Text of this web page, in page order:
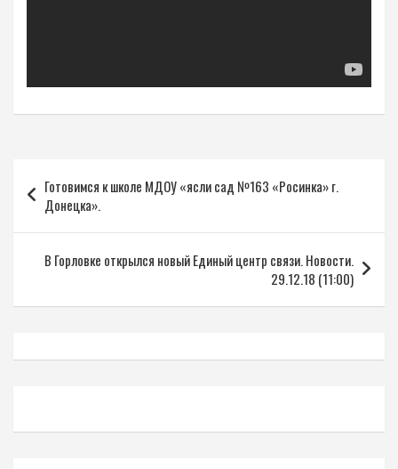
по
записям
Готовимся к школе МДОУ «ясли сад №163 «Росинка» г.
Донецка».
В Горловке открылся новый Единый центр связи. Новости.
29.12.18 (11:00)